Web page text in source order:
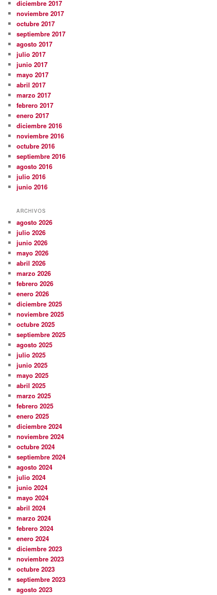
diciembre 2017
noviembre 2017
octubre 2017
septiembre 2017
agosto 2017
julio 2017
junio 2017
mayo 2017
abril 2017
marzo 2017
febrero 2017
enero 2017
diciembre 2016
noviembre 2016
octubre 2016
septiembre 2016
agosto 2016
julio 2016
junio 2016
ARCHIVOS
agosto 2026
julio 2026
junio 2026
mayo 2026
abril 2026
marzo 2026
febrero 2026
enero 2026
diciembre 2025
noviembre 2025
octubre 2025
septiembre 2025
agosto 2025
julio 2025
junio 2025
mayo 2025
abril 2025
marzo 2025
febrero 2025
enero 2025
diciembre 2024
noviembre 2024
octubre 2024
septiembre 2024
agosto 2024
julio 2024
junio 2024
mayo 2024
abril 2024
marzo 2024
febrero 2024
enero 2024
diciembre 2023
noviembre 2023
octubre 2023
septiembre 2023
agosto 2023